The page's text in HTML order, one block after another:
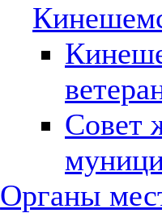
Совет
Органы